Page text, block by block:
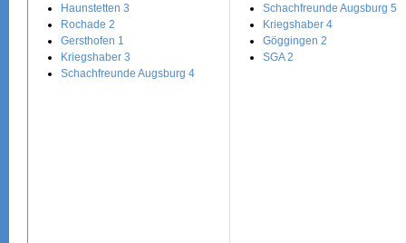
Haunstetten 3
Rochade 2
Gersthofen 1
Kriegshaber 3
Schachfreunde Augsburg 4
Schachfreunde Augsburg 5
Kriegshaber 4
Göggingen 2
SGA 2